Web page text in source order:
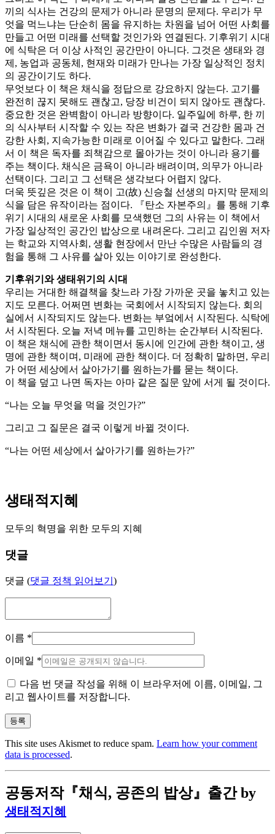
끼의 식사는 건강의 문제가 아니라 문명의 문제다. 우리가 무
엇을 먹느냐는 단순히 몸을 유지하는 차원을 넘어 어떤 사회를
만들고 어떤 미래를 선택할 것인가와 연결된다. 기후위기 시대
에 식탁은 더 이상 사적인 공간만이 아니다. 그것은 생태와 경
제, 농업과 공동체, 현재와 미래가 만나는 가장 일상적인 정치
의 공간이기도 하다.
무엇보다 이 책은 채식을 정답으로 강요하지 않는다. 고기를
완전히 끊지 못해도 괜찮고, 당장 비건이 되지 않아도 괜찮다.
중요한 것은 완벽함이 아니라 방향이다. 일주일에 하루, 한 끼
의 식사부터 시작할 수 있는 작은 변화가 결국 건강한 몸과 건
강한 사회, 지속가능한 미래로 이어질 수 있다고 말한다. 그래
서 이 책은 독자를 죄책감으로 몰아가는 것이 아니라 용기를
주는 책이다. 채식은 금욕이 아니라 배려이며, 의무가 아니라
선택이다. 그리고 그 선택은 생각보다 어렵지 않다.
더욱 뜻깊은 것은 이 책이 고(故) 신승철 선생의 마지막 문제의
식을 담은 유작이라는 점이다. 『탄소 자본주의』를 통해 기후
위기 시대의 새로운 사회를 모색했던 그의 사유는 이 책에서
가장 일상적인 공간인 밥상으로 내려온다. 그리고 김인원 저자
는 학교와 지역사회, 생활 현장에서 만난 수많은 사람들의 경
험을 통해 그 사유를 살아 있는 이야기로 완성한다.
기후위기와 생태위기의 시대
우리는 거대한 해결책을 찾느라 가장 가까운 곳을 놓치고 있는
지도 모른다. 어쩌면 변화는 국회에서 시작되지 않는다. 회의
실에서 시작되지도 않는다. 변화는 부엌에서 시작된다. 식탁에
서 시작된다. 오늘 저녁 메뉴를 고민하는 순간부터 시작된다.
이 책은 채식에 관한 책이면서 동시에 인간에 관한 책이고, 생
명에 관한 책이며, 미래에 관한 책이다. 더 정확히 말하면, 우리
가 어떤 세상에서 살아가기를 원하는가를 묻는 책이다.
이 책을 덮고 나면 독자는 아마 같은 질문 앞에 서게 될 것이다.
“나는 오늘 무엇을 먹을 것인가?”
그리고 그 질문은 결국 이렇게 바뀔 것이다.
“나는 어떤 세상에서 살아가기를 원하는가?”
생태적지혜
모두의 혁명을 위한 모두의 지혜
댓글
댓글 (댓글 정책 읽어보기 )
이름 *
이메일 *
다음 번 댓글 작성을 위해 이 브라우저에 이름, 이메일, 그
리고 웹사이트를 저장합니다.
This site uses Akismet to reduce spam. Learn how your comment
data is processed.
공동저작『채식, 공존의 밥상』출간by
생태적지혜